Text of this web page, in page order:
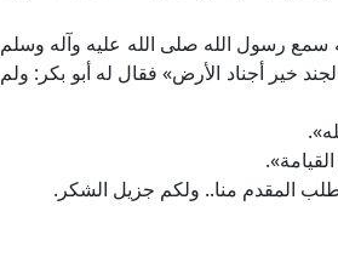
رسول الله صلى الله عليه وآله وسلم
خير أجناد الأرض» فقال له أبو بكر: ولم
المقدم منا.. ولكم جزيل الشكر.